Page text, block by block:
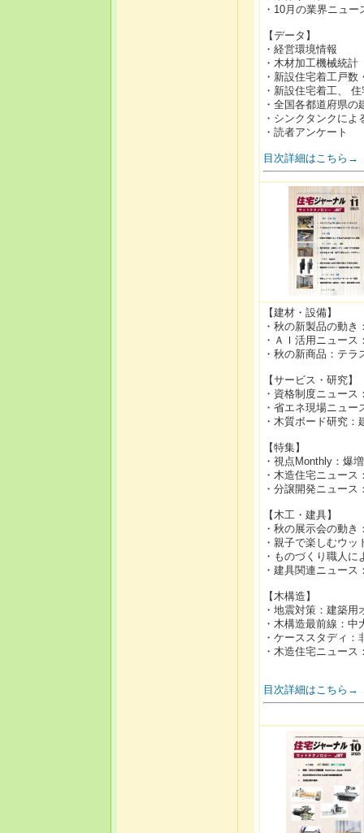
・10月の業界ニュー
【データ】
・経営環境情報
・木材加工機械統計
・新設住宅着工戸
・新設住宅着工、
・全国各都道府県
・シンクタンクに
・読者アンケート
目次詳細はこちら→
【建材・設備】
・秋の新製品の動
・ＡＩ活用ニュー
・秋の新商品：テ
【サービス・研究】
・資格制度ニュー
・省エネ現場ニュ
・木質ボード研究
【特集】
・視点Monthly：爆
・木造住宅ニュー
・分譲開発ニュー
【木工・建具】
・秋の展示会の動
・親子で楽しむウ
・ものづくり職人
・建具関連ニュー
【木構造】
・地震対策：建築
・木構造最前線：
・ケーススタディ
・木造住宅ニュー
目次詳細はこちら→